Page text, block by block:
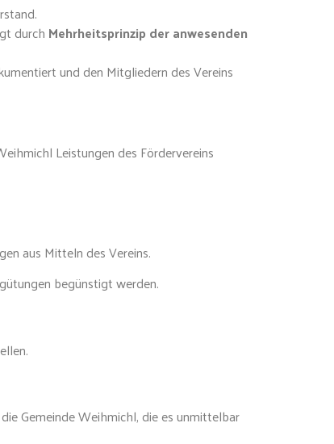
durch Mehrheitsprinzip der anwesenden
und den Mitgliedern des Vereins
Leistungen des Fördervereins
aus Mitteln des Vereins.
begünstigt werden.
Gemeinde Weihmichl, die es unmittelbar